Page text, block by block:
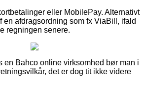
eller MobilePay. Alternativt
en afdragsordning som fx ViaBill, ifald
regningen senere.
en Bahco online virksomhed bør man i
det er dog tit ikke videre